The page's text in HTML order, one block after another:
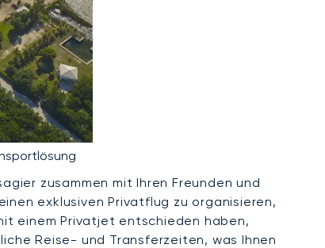
zusammen mit Ihren Freunden und
exklusiven Privatflug zu organisieren,
einem Privatjet entschieden haben,
Reise- und Transferzeiten, was Ihnen